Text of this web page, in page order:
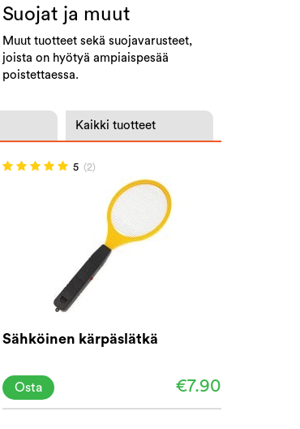
Suojat ja muut
Muut tuotteet sekä suojavarusteet,
joista on hyötyä ampiaispesää
poistettaessa.
Kaikki tuotteet
5 (2)
Sähköinen kärpäslätkä
€7.90
Osta